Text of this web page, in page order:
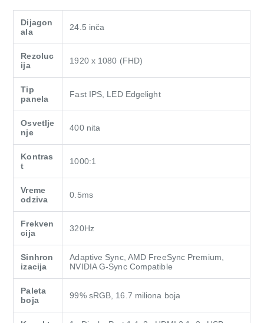
Dijagon
ala
24.5 inča
Rezoluc
ija
1920 x 1080 (FHD)
Tip
panela
Fast IPS, LED Edgelight
Osvetlje
nje
400 nita
Kontras
t
1000:1
Vreme
odziva
0.5ms
Frekven
cija
320Hz
Sinhron
izacija
Adaptive Sync, AMD FreeSync Premium,
NVIDIA G-Sync Compatible
Paleta
boja
99% sRGB, 16.7 miliona boja